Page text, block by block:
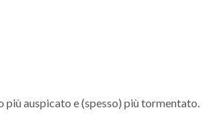
più auspicato e (spesso) più tormentato.